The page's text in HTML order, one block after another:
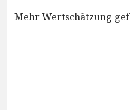
Mehr Wertschätzung